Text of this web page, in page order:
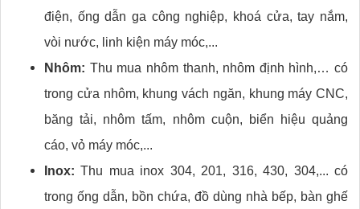
điện, ống dẫn ga công nghiệp, khoá cửa, tay nắm,
vòi nước, linh kiện máy móc,...
Nhôm: Thu mua nhôm thanh, nhôm định hình,… có
trong cửa nhôm, khung vách ngăn, khung máy CNC,
băng tải, nhôm tấm, nhôm cuộn, biển hiệu quảng
cáo, vỏ máy móc,...
Inox:Thu mua inox 304, 201, 316, 430, 304,... có
trong ống dẫn, bồn chứa, đồ dùng nhà bếp, bàn ghế